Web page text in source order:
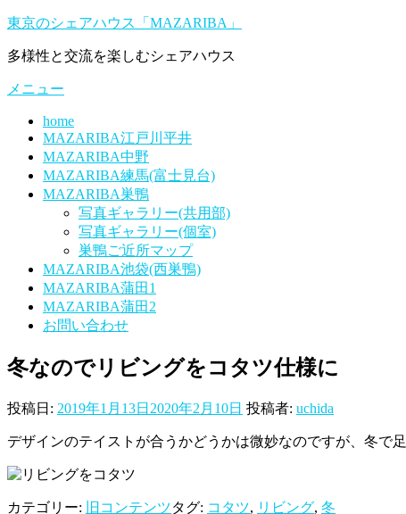
コ
テ
ツ
東京のシェアハウス「MAZARIBA」
多様性と交流を楽しむシェアハウス
メニュー
home
MAZARIBA江戸川平井
MAZARIBA中野
MAZARIBA練馬(富士見台)
MAZARIBA巣鴨
写真ギャラリー(共用部)
写真ギャラリー(個室)
巣鴨ご近所マップ
MAZARIBA池袋(西巣鴨)
MAZARIBA蒲田1
MAZARIBA蒲田2
お問い合わせ
冬なのでリビングをコタツ仕様に
投稿日: 2019年1月13日 2020年2月10日 投稿者: uchida
デザインのテイストが合うかどうかは微妙なのですが、冬で
カテゴリー: 旧コンテンツタグ: コタツ, リビング, 冬